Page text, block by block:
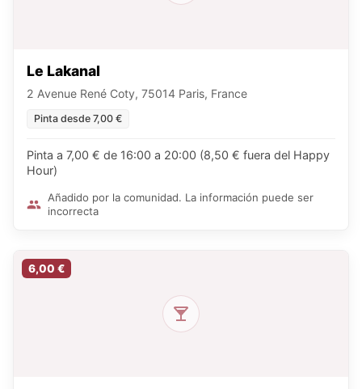
Le Lakanal
2 Avenue René Coty, 75014 Paris, France
Pinta desde 7,00 €
Pinta a 7,00 € de 16:00 a 20:00 (8,50 € fuera del Happy
Hour)
Añadido por la comunidad. La información puede ser
incorrecta
6,00 €